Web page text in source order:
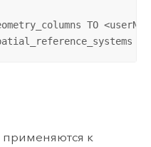
TO
применяются к